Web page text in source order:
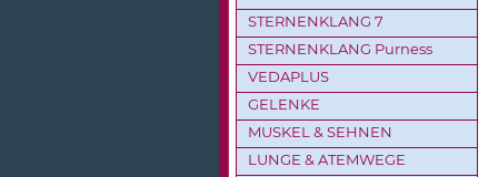
STERNENKLANG 7
STERNENKLANG Purness
VEDAPLUS
GELENKE
MUSKEL & SEHNEN
LUNGE & ATEMWEGE